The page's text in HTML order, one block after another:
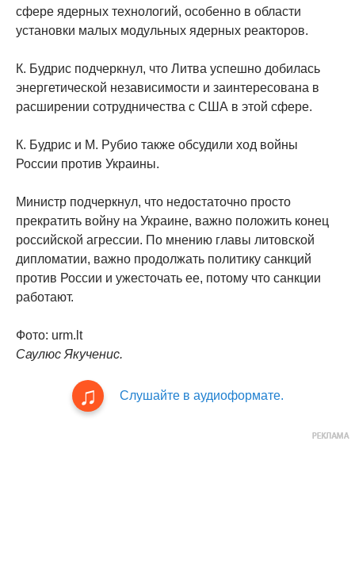
сфере ядерных технологий, особенно в области
установки малых модульных ядерных реакторов.
К. Будрис подчеркнул, что Литва успешно добилась
энергетической независимости и заинтересована в
расширении сотрудничества с США в этой сфере.
К. Будрис и М. Рубио также обсудили ход войны
России против Украины.
Министр подчеркнул, что недостаточно просто
прекратить войну на Украине, важно положить конец
российской агрессии. По мнению главы литовской
дипломатии, важно продолжать политику санкций
против России и ужесточать ее, потому что санкции
работают.
Фото: urm.lt
Саулюс Якученис.
Слушайте в аудиоформате.